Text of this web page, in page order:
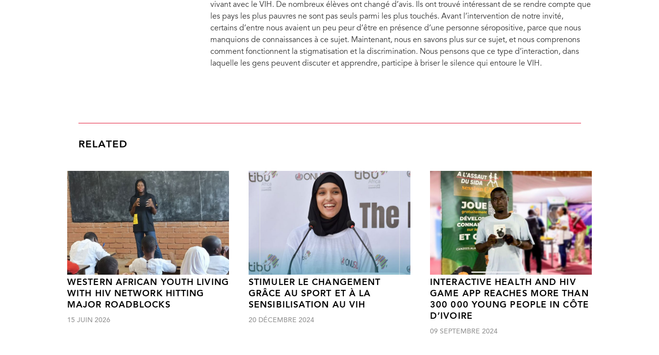
vivant avec le VIH. De nombreux élèves ont changé d’avis. Ils ont trouvé intéressant de se rendre compte que
les pays les plus pauvres ne sont pas seuls parmi les plus touchés. Avant l’intervention de notre invité,
certains d’entre nous avaient un peu peur d’être en présence d’une personne séropositive, parce que nous
manquions de connaissances à ce sujet. Maintenant, nous en savons plus sur ce sujet, et nous comprenons
comment fonctionnent la stigmatisation et la discrimination. Nous pensons que ce type d’interaction, dans
laquelle les gens peuvent discuter et apprendre, participe à briser le silence qui entoure le VIH.
RELATED
WESTERN AFRICAN YOUTH LIVING
WITH HIV NETWORK HITTING
MAJOR ROADBLOCKS
15 JUIN 2026
STIMULER LE CHANGEMENT
GRÂCE AU SPORT ET À LA
SENSIBILISATION AU VIH
20 DÉCEMBRE 2024
INTERACTIVE HEALTH AND HIV
GAME APP REACHES MORE THAN
300 000 YOUNG PEOPLE IN CÔTE
D’IVOIRE
09 SEPTEMBRE 2024